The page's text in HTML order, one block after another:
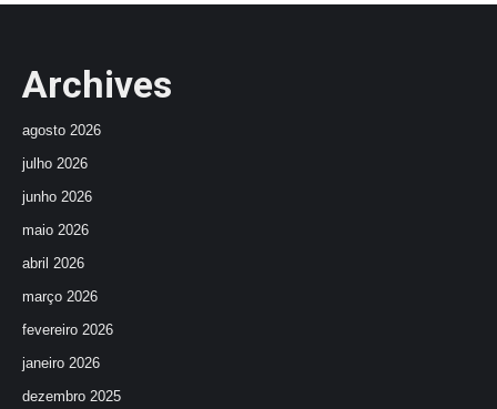
Archives
agosto 2026
julho 2026
junho 2026
maio 2026
abril 2026
março 2026
fevereiro 2026
janeiro 2026
dezembro 2025